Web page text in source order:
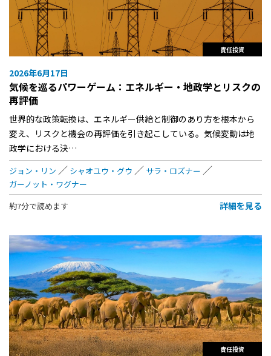
責任投資
2026年6月17日
気候を巡るパワーゲーム：エネルギー・地政学とリスクの
再評価
世界的な政策転換は、エネルギー供給と制御のあり方を根本から
変え、リスクと機会の再評価を引き起こしている。気候変動は地
政学における決…
ジョン・リン シャオユウ・グウ
サラ・ロズナー
ガーノット・ワグナー
約7分で読めます
詳細を見る
責任投資